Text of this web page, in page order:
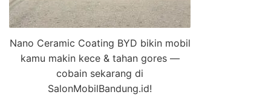
Nano Ceramic Coating BYD bikin mobil
kamu makin kece & tahan gores —
cobain sekarang di
SalonMobilBandung.id!